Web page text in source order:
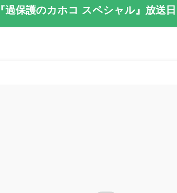
『過保護のカホコ スペシャル』放送